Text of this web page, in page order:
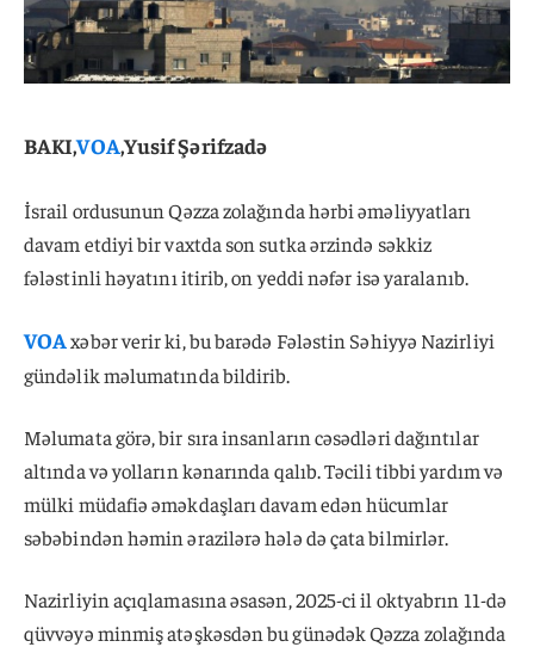
BAKI,VOA,Yusif Şərifzadə
İsrail ordusunun Qəzza zolağında hərbi əməliyyatları
davam etdiyi bir vaxtda son sutka ərzində səkkiz
fələstinli həyatını itirib, on yeddi nəfər isə yaralanıb.
VOAxəbər verir ki, bu barədə Fələstin Səhiyyə Nazirliyi
gündəlik məlumatında bildirib.
Məlumata görə, bir sıra insanların cəsədləri dağıntılar
altında və yolların kənarında qalıb. Təcili tibbi yardım və
mülki müdafiə əməkdaşları davam edən hücumlar
səbəbindən həmin ərazilərə hələ də çata bilmirlər.
Nazirliyin açıqlamasına əsasən, 2025-ci il oktyabrın 11-də
qüvvəyə minmiş atəşkəsdən bu günədək Qəzza zolağında